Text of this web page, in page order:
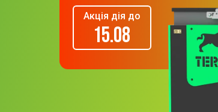
Акція дія до
15.08